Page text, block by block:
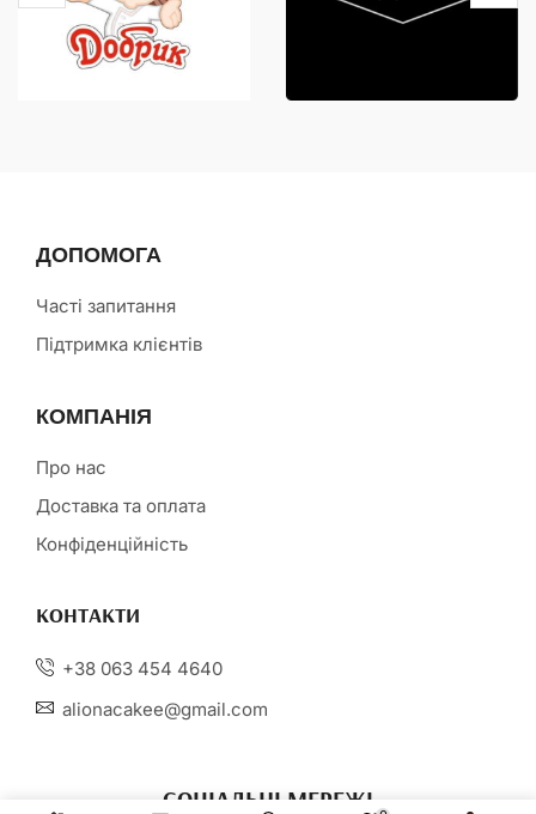
ДОПОМОГА
Часті запитання
Підтримка клієнтів
КОМПАНІЯ
Про нас
Доставка та оплата
Конфіденційність
КОНТАКТИ
+38 063 454 4640
alionacakee@gmail.com
СОЦІАЛЬНІ МЕРЕЖІ